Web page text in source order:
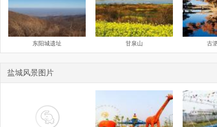
东阳城遗址 甘泉山 古
盐城风景图片